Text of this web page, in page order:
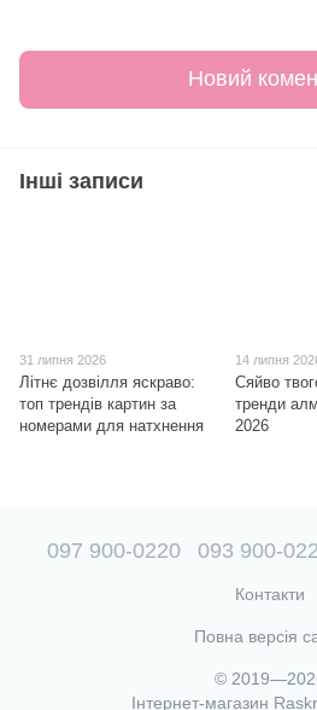
Новий
Інші записи
31 липня 2026
Літнє дозвілля яскраво:
топ трендів картин за
номерами для натхнення
14 липня
Сяйво
тренди
2026
097 900-0220 093 900-
Контакти
Повна версія
©
Інтернет-магазин